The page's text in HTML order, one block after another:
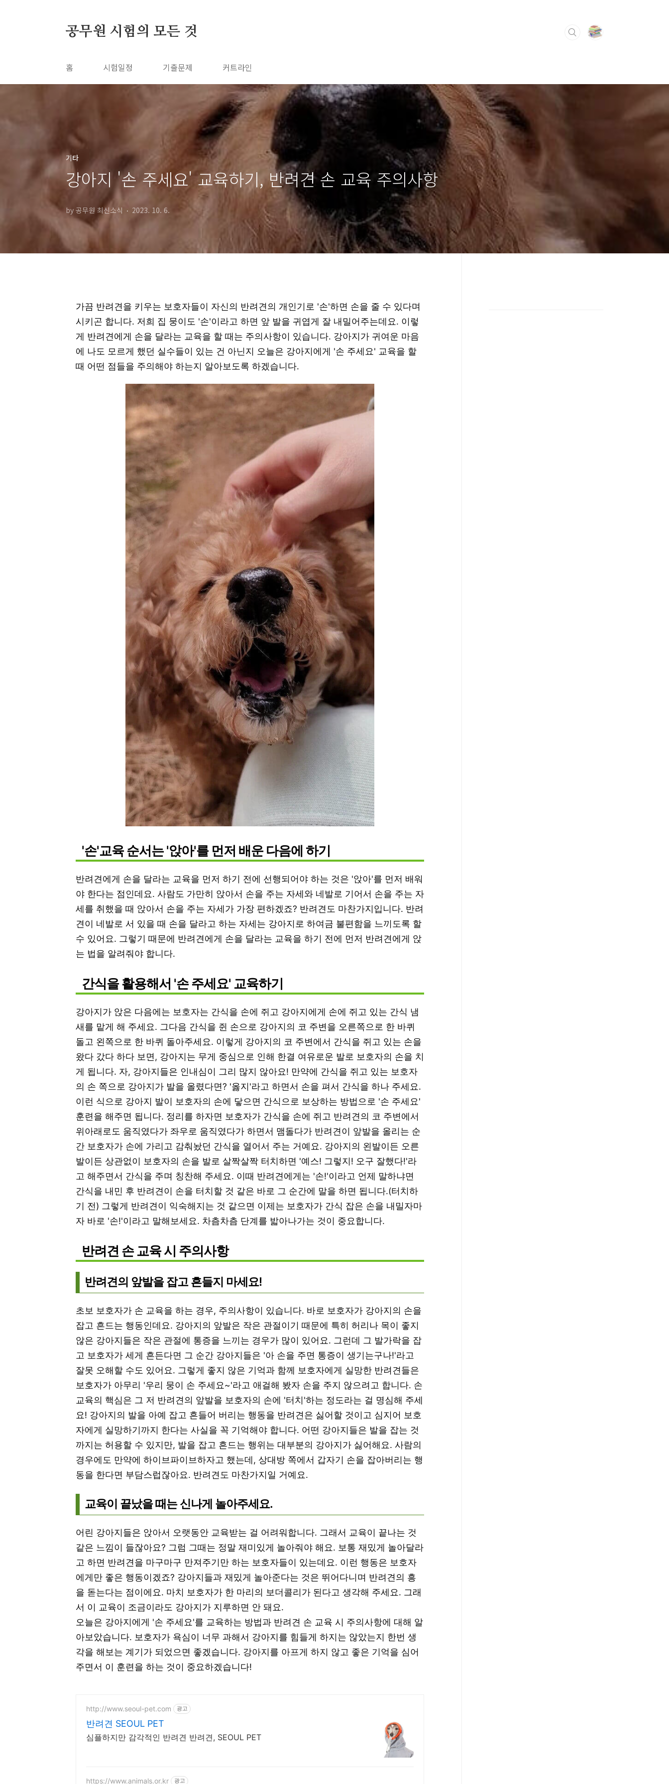
공무원 시험의 모든 것
홈 시험일정 기출문제 커트라인
기타
강아지 '손 주세요' 교육하기, 반려견 손 교육 주의사항
by 공무원 최신소식 2023. 10. 6.
가끔 반려견을 키우는 보호자들이 자신의 반려견의 개인기로 '손'하면 손을 줄 수 있다며
시키곤 합니다. 저희 집 뭉이도 '손'이라고 하면 앞 발을 귀엽게 잘 내밀어주는데요. 이렇
게 반려견에게 손을 달라는 교육을 할 때는 주의사항이 있습니다. 강아지가 귀여운 마음
에 나도 모르게 했던 실수들이 있는 건 아닌지 오늘은 강아지에게 '손 주세요' 교육을 할
때 어떤 점들을 주의해야 하는지 알아보도록 하겠습니다.
'손'교육 순서는 '앉아'를 먼저 배운 다음에 하기
반려견에게 손을 달라는 교육을 먼저 하기 전에 선행되어야 하는 것은 '앉아'를 먼저 배워
야 한다는 점인데요. 사람도 가만히 앉아서 손을 주는 자세와 네발로 기어서 손을 주는 자
세를 취했을 때 앉아서 손을 주는 자세가 가장 편하겠죠? 반려견도 마찬가지입니다. 반려
견이 네발로 서 있을 때 손을 달라고 하는 자세는 강아지로 하여금 불편함을 느끼도록 할
수 있어요. 그렇기 때문에 반려견에게 손을 달라는 교육을 하기 전에 먼저 반려견에게 앉
는 법을 알려줘야 합니다.
간식을 활용해서 '손 주세요' 교육하기
강아지가 앉은 다음에는 보호자는 간식을 손에 쥐고 강아지에게 손에 쥐고 있는 간식 냄
새를 맡게 해 주세요. 그다음 간식을 쥔 손으로 강아지의 코 주변을 오른쪽으로 한 바퀴
돌고 왼쪽으로 한 바퀴 돌아주세요. 이렇게 강아지의 코 주변에서 간식을 쥐고 있는 손을
왔다 갔다 하다 보면, 강아지는 무게 중심으로 인해 한결 여유로운 발로 보호자의 손을 치
게 됩니다. 자, 강아지들은 인내심이 그리 많지 않아요! 만약에 간식을 쥐고 있는 보호자
의 손 쪽으로 강아지가 발을 올렸다면? '옳지'라고 하면서 손을 펴서 간식을 하나 주세요.
이런 식으로 강아지 발이 보호자의 손에 닿으면 간식으로 보상하는 방법으로 '손 주세요'
훈련을 해주면 됩니다. 정리를 하자면 보호자가 간식을 손에 쥐고 반려견의 코 주변에서
위아래로도 움직였다가 좌우로 움직였다가 하면서 맴돌다가 반려견이 앞발을 올리는 순
간 보호자가 손에 가리고 감춰놨던 간식을 열어서 주는 거예요. 강아지의 왼발이든 오른
발이든 상관없이 보호자의 손을 발로 살짝살짝 터치하면 '예스! 그렇지! 오구 잘했다!'라
고 해주면서 간식을 주며 칭찬해 주세요. 이때 반려견에게는 '손!'이라고 언제 말하냐면
간식을 내민 후 반려견이 손을 터치할 것 같은 바로 그 순간에 말을 하면 됩니다.(터치하
기 전) 그렇게 반려견이 익숙해지는 것 같으면 이제는 보호자가 간식 잡은 손을 내밀자마
자 바로 '손!'이라고 말해보세요. 차츰차츰 단계를 밟아나가는 것이 중요합니다.
반려견 손 교육 시 주의사항
반려견의 앞발을 잡고 흔들지 마세요!
초보 보호자가 손 교육을 하는 경우, 주의사항이 있습니다. 바로 보호자가 강아지의 손을
잡고 흔드는 행동인데요. 강아지의 앞발은 작은 관절이기 때문에 특히 허리나 목이 좋지
않은 강아지들은 작은 관절에 통증을 느끼는 경우가 많이 있어요. 그런데 그 발가락을 잡
고 보호자가 세게 흔든다면 그 순간 강아지들은 '아 손을 주면 통증이 생기는구나!'라고
잘못 오해할 수도 있어요. 그렇게 좋지 않은 기억과 함께 보호자에게 실망한 반려견들은
보호자가 아무리 '우리 뭉이 손 주세요~'라고 애걸해 봤자 손을 주지 않으려고 합니다. 손
교육의 핵심은 그 저 반려견의 앞발을 보호자의 손에 '터치'하는 정도라는 걸 명심해 주세
요! 강아지의 발을 아예 잡고 흔들어 버리는 행동을 반려견은 싫어할 것이고 심지어 보호
자에게 실망하기까지 한다는 사실을 꼭 기억해야 합니다. 어떤 강아지들은 발을 잡는 것
까지는 허용할 수 있지만, 발을 잡고 흔드는 행위는 대부분의 강아지가 싫어해요. 사람의
경우에도 만약에 하이브파이브하자고 했는데, 상대방 쪽에서 갑자기 손을 잡아버리는 행
동을 한다면 부담스럽잖아요. 반려견도 마찬가지일 거예요.
교육이 끝났을 때는 신나게 놀아주세요.
어린 강아지들은 앉아서 오랫동안 교육받는 걸 어려워합니다. 그래서 교육이 끝나는 것
같은 느낌이 들잖아요? 그럼 그때는 정말 재미있게 놀아줘야 해요. 보통 재밌게 놀아달라
고 하면 반려견을 마구마구 만져주기만 하는 보호자들이 있는데요. 이런 행동은 보호자
에게만 좋은 행동이겠죠? 강아지들과 재밌게 놀아준다는 것은 뛰어다니며 반려견의 흥
을 돋는다는 점이에요. 마치 보호자가 한 마리의 보더콜리가 된다고 생각해 주세요. 그래
서 이 교육이 조금이라도 강아지가 지루하면 안 돼요.
오늘은 강아지에게 '손 주세요'를 교육하는 방법과 반려견 손 교육 시 주의사항에 대해 알
아보았습니다. 보호자가 욕심이 너무 과해서 강아지를 힘들게 하지는 않았는지 한번 생
각을 해보는 계기가 되었으면 좋겠습니다. 강아지를 아프게 하지 않고 좋은 기억을 심어
주면서 이 훈련을 하는 것이 중요하겠습니다!
http://www.seoul-pet.com 광고
반려견 SEOUL PET
심플하지만 감각적인 반려견 반려견, SEOUL PET
https://www.animals.or.kr 광고